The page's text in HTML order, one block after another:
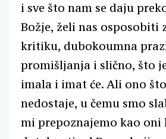
i sve što nam se daju
Božje, želi nas osposobiti
kritiku, dubokoumna
promišljanja i slično, što
imala i imat će. Ali ono
nedostaje, u čemu smo
mi prepoznajemo kao oni